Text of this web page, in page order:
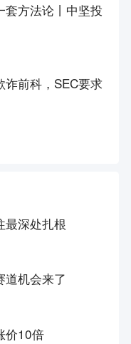
套方法论丨中坚投
前科，SEC要求
最深处扎根
道机会来了
价10倍